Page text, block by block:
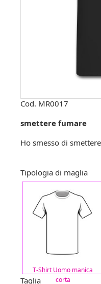
Cod. MR0017
smettere fumare
Ho smesso di
Tipologia di maglia
T-Shirt Uomo manica
corta
Taglia